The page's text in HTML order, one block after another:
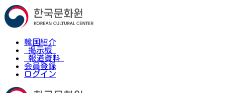
韓国紹介
掲示板
報道資料
会員登録
ログイン